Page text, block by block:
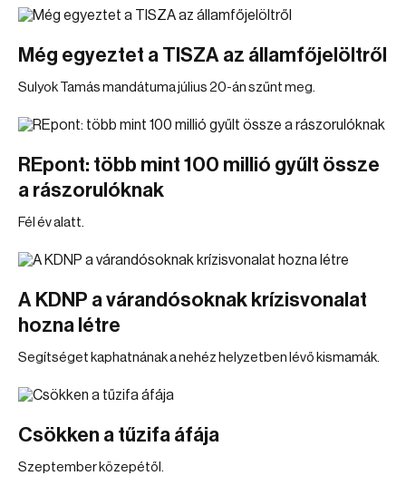
Még egyeztet a TISZA az államfőjelöltről
Sulyok Tamás mandátuma július 20-án szűnt meg.
REpont: több mint 100 millió gyűlt össze
a rászorulóknak
Fél év alatt.
A KDNP a várandósoknak krízisvonalat
hozna létre
Segítséget kaphatnának a nehéz helyzetben lévő kismamák.
Csökken a tűzifa áfája
Szeptember közepétől.